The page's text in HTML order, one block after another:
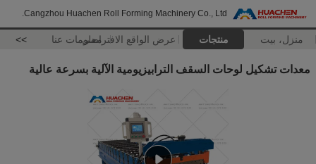
Cangzhou Huachen Roll Forming Machinery Co., Ltd.
منزل، بيت منتجات عرض الواقع الافتراضيمعلومات عنا >>
معدات تشكيل لوحات السقف الترابيزيومية الآلية بسرعة عالية